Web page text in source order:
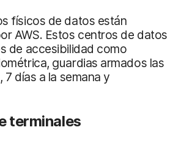
físicos de datos están
AWS. Estos centros de datos
de accesibilidad como
guardias armados las
7 días a la semana y
terminales